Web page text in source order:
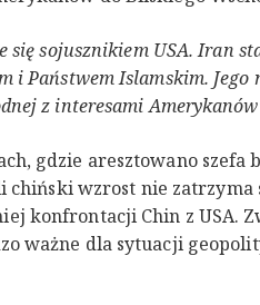
się sojusznikiem USA. Iran
i Państwem Islamskim.
z interesami
gdzie aresztowano szefa
chiński wzrost nie
konfrontacji Chin z USA.
ważne dla sytuacji